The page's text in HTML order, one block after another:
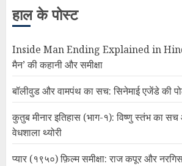
हाल के पोस्ट
Inside Man Ending Explained in
मैन’ की कहानी और समीक्षा
बॉलीवुड और वामपंथ का सच: सिनेमाई एजेंडे की
कुतुब मीनार इतिहास (भाग-१): विष्णु स्तंभ का सच
वेधशाला थ्योरी
प्यार (१९५०) फ़िल्म समीक्षा: राज कपूर और